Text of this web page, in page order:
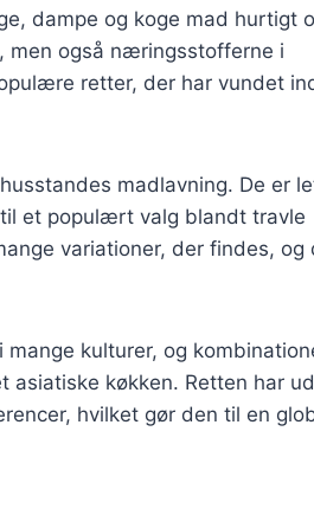
dampe og koge mad hurtigt
men også næringsstofferne i
retter, der har vundet
madlavning. De er
et populært valg blandt travle
variationer, der findes, og
kulturer, og
asiatiske køkken. Retten har
hvilket gør den til en